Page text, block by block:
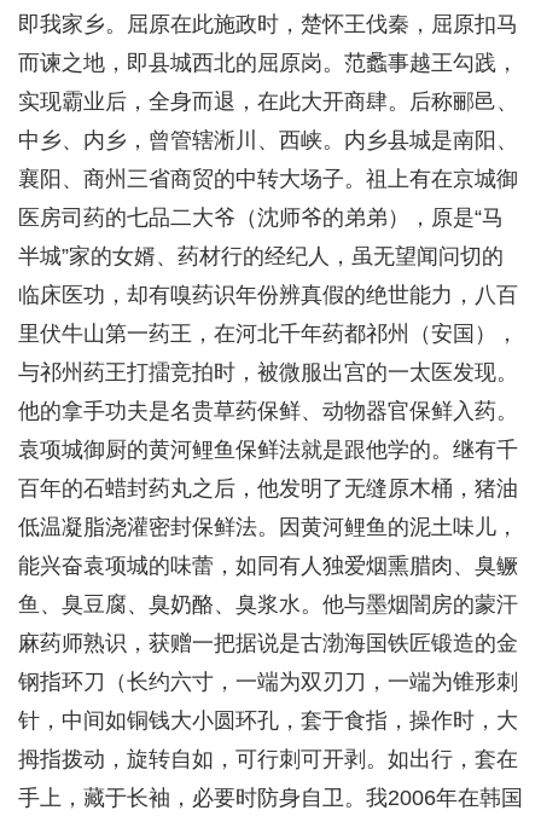
即我家乡。屈原在此施政时，楚怀王伐秦，屈原扣马
而谏之地，即县城西北的屈原岗。范蠡事越王勾践，
实现霸业后，全身而退，在此大开商肆。后称郦邑、
中乡、内乡，曾管辖淅川、西峡。内乡县城是南阳、
襄阳、商州三省商贸的中转大场子。祖上有在京城御
医房司药的七品二大爷（沈师爷的弟弟），原是“马
半城”家的女婿、药材行的经纪人，虽无望闻问切的
临床医功，却有嗅药识年份辨真假的绝世能力，八百
里伏牛山第一药王，在河北千年药都祁州（安国），
与祁州药王打擂竞拍时，被微服出宫的一太医发现。
他的拿手功夫是名贵草药保鲜、动物器官保鲜入药。
袁项城御厨的黄河鲤鱼保鲜法就是跟他学的。继有千
百年的石蜡封药丸之后，他发明了无缝原木桶，猪油
低温凝脂浇灌密封保鲜法。因黄河鲤鱼的泥土味儿，
能兴奋袁项城的味蕾，如同有人独爱烟熏腊肉、臭鳜
鱼、臭豆腐、臭奶酪、臭浆水。他与墨烟闇房的蒙汗
麻药师熟识，获赠一把据说是古渤海国铁匠锻造的金
钢指环刀（长约六寸，一端为双刃刀，一端为锥形刺
针，中间如铜钱大小圆环孔，套于食指，操作时，大
拇指拨动，旋转自如，可行刺可开剥。如出行，套在
手上，藏于长袖，必要时防身自卫。我2006年在韩国